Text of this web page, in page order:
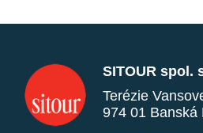
SITOUR spol.
Terézie
974 01 Banská